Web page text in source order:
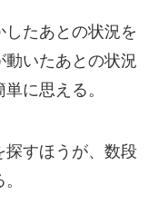
たあとの状況を
動いたあとの状況
に思える。
探すほうが、数段